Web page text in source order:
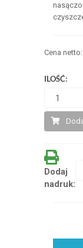
Cena netto:
ILOŚĆ:
Dodaj
nadruk: